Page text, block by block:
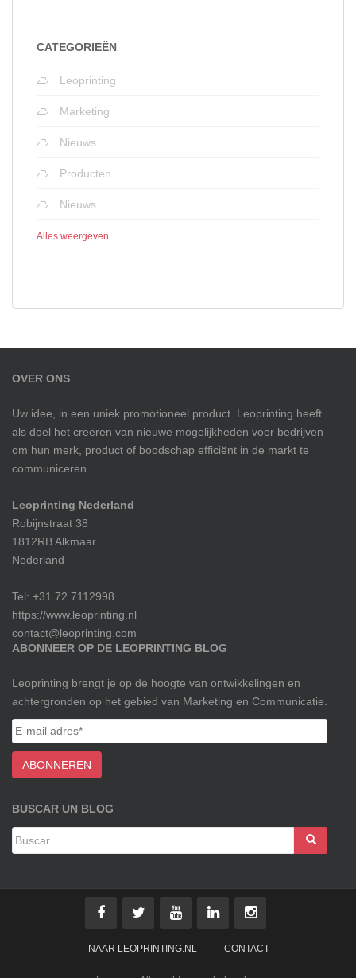
CATEGORIEËN
Leoprinting
Marketing
Nieuws
Producten
Nieuws
Alles weergeven
OVER ONS
Uw idee, in een uniek promotioneel product. Leoprinting heeft
als doel het creëren van nieuwe mogelijkheden voor bedrijven
om hun merk, product of boodschap efficiënt in de markt te
communiceren.
Leoprinting Nederland
Robijnstraat 38
1812RB Alkmaar
Nederland
Tel: +31 72 7112998
https://www.leoprinting.nl
contact@leoprinting.com
ABONNEER OP DE LEOPRINTING BLOG
Leoprinting brengt je op de hoogte van ontwikkelingen en
achtergronden op het gebied van Marketing en Communicatie.
BUSCAR UN BLOG
NAAR LEOPRINTING.NL CONTACT